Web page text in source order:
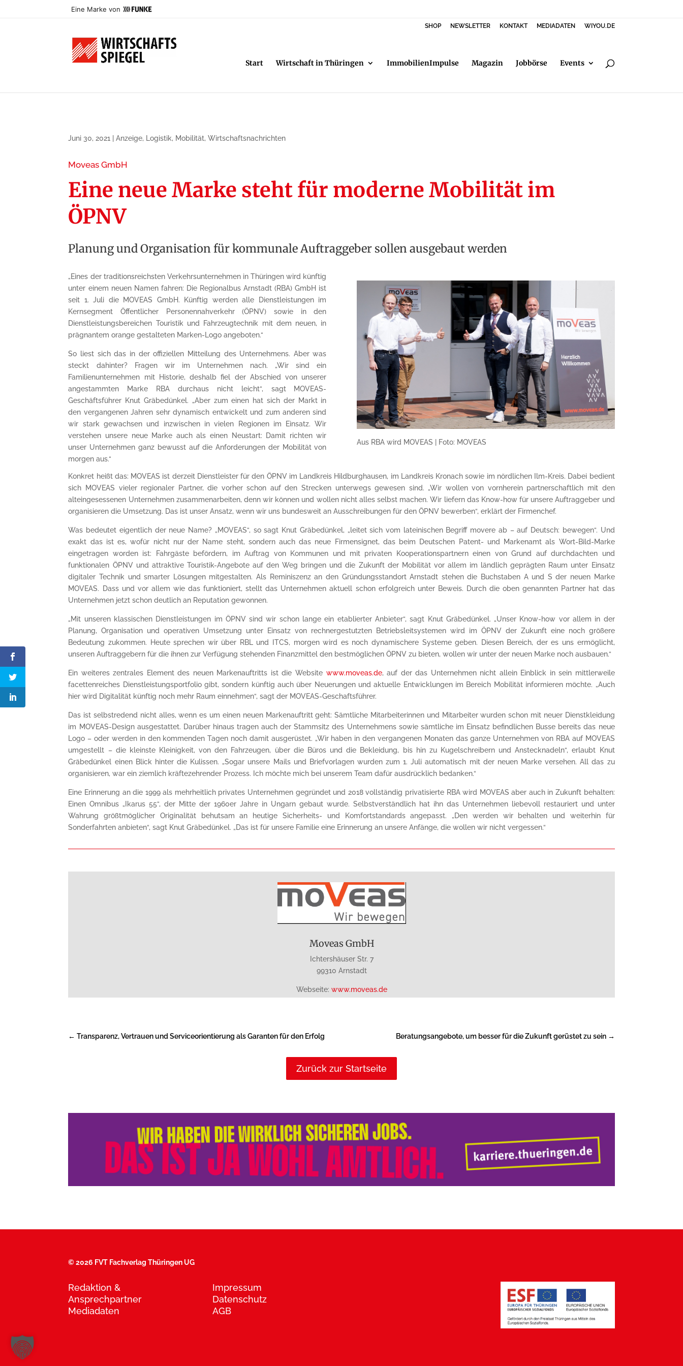
Eine Marke von
SHOP NEWSLETTER KONTAKT MEDIADATEN WIYOU.DE
Start Wirtschaft in Thüringen ImmobilienImpulse Magazin Jobbörse Events
Juni 30, 2021 |Anzeige, Logistik, Mobilität,Wirtschaftsnachrichten
Moveas GmbH
Eine neue Marke steht für moderne Mobilität im
ÖPNV
Planung und Organisation für kommunale Auftraggeber sollen ausgebaut werden
„Eines der traditionsreichsten Verkehrsunternehmen in Thüringen wird künftig
unter einem neuen Namen fahren: Die Regionalbus Arnstadt (RBA) GmbH ist
seit 1. Juli die MOVEAS GmbH. Künftig werden alle Dienstleistungen im
Kernsegment Öffentlicher Personennahverkehr (ÖPNV) sowie in den
Dienstleistungsbereichen Touristik und Fahrzeugtechnik mit dem neuen, in
prägnantem orange gestalteten Marken-Logo angeboten.“
So liest sich das in der offiziellen Mitteilung des Unternehmens. Aber was
steckt dahinter? Fragen wir im Unternehmen nach. „Wir sind ein
Familienunternehmen mit Historie, deshalb fiel der Abschied von unserer
angestammten Marke RBA durchaus nicht leicht“, sagt MOVEAS-
Geschäftsführer Knut Gräbedünkel. „Aber zum einen hat sich der Markt in
den vergangenen Jahren sehr dynamisch entwickelt und zum anderen sind
wir stark gewachsen und inzwischen in vielen Regionen im Einsatz. Wir
verstehen unsere neue Marke auch als einen Neustart: Damit richten wir
unser Unternehmen ganz bewusst auf die Anforderungen der Mobilität von
morgen aus.“
Aus RBA wird MOVEAS | Foto: MOVEAS
Konkret heißt das: MOVEAS ist derzeit Dienstleister für den ÖPNV im Landkreis Hildburghausen, im Landkreis Kronach sowie im nördlichen Ilm-Kreis. Dabei bedient
sich MOVEAS vieler regionaler Partner, die vorher schon auf den Strecken unterwegs gewesen sind. „Wir wollen von vornherein partnerschaftlich mit den
alteingesessenen Unternehmen zusammenarbeiten, denn wir können und wollen nicht alles selbst machen. Wir liefern das Know-how für unsere Auftraggeber und
organisieren die Umsetzung. Das ist unser Ansatz, wenn wir uns bundesweit an Ausschreibungen für den ÖPNV bewerben“, erklärt der Firmenchef.
Was bedeutet eigentlich der neue Name? „MOVEAS“, so sagt Knut Gräbedünkel, „leitet sich vom lateinischen Begriff movere ab – auf Deutsch: bewegen“. Und
exakt das ist es, wofür nicht nur der Name steht, sondern auch das neue Firmensignet, das beim Deutschen Patent- und Markenamt als Wort-Bild-Marke
eingetragen worden ist: Fahrgäste befördern, im Auftrag von Kommunen und mit privaten Kooperationspartnern einen von Grund auf durchdachten und
funktionalen ÖPNV und attraktive Touristik-Angebote auf den Weg bringen und die Zukunft der Mobilität vor allem im ländlich geprägten Raum unter Einsatz
digitaler Technik und smarter Lösungen mitgestalten. Als Reminiszenz an den Gründungsstandort Arnstadt stehen die Buchstaben A und S der neuen Marke
MOVEAS. Dass und vor allem wie das funktioniert, stellt das Unternehmen aktuell schon erfolgreich unter Beweis. Durch die oben genannten Partner hat das
Unternehmen jetzt schon deutlich an Reputation gewonnen.
„Mit unseren klassischen Dienstleistungen im ÖPNV sind wir schon lange ein etablierter Anbieter“, sagt Knut Gräbedünkel. „Unser Know-how vor allem in der
Planung, Organisation und operativen Umsetzung unter Einsatz von rechnergestutzten Betriebsleitsystemen wird im ÖPNV der Zukunft eine noch größere
Bedeutung zukommen. Heute sprechen wir über RBL und ITCS, morgen wird es noch dynamischere Systeme geben. Diesen Bereich, der es uns ermöglicht,
unseren Auftraggebern für die ihnen zur Verfügung stehenden Finanzmittel den bestmöglichen ÖPNV zu bieten, wollen wir unter der neuen Marke noch ausbauen.“
Ein weiteres zentrales Element des neuen Markenauftritts ist die Website www.moveas.de, auf der das Unternehmen nicht allein Einblick in sein mittlerweile
facettenreiches Dienstleistungsportfolio gibt, sondern künftig auch über Neuerungen und aktuelle Entwicklungen im Bereich Mobilität informieren möchte. „Auch
hier wird Digitalität künftig noch mehr Raum einnehmen“, sagt der MOVEAS-Geschaftsführer.
Das ist selbstredend nicht alles, wenn es um einen neuen Markenauftritt geht: Sämtliche Mitarbeiterinnen und Mitarbeiter wurden schon mit neuer Dienstkleidung
im MOVEAS-Design ausgestattet. Darüber hinaus tragen auch der Stammsitz des Unternehmens sowie sämtliche im Einsatz befindlichen Busse bereits das neue
Logo – oder werden in den kommenden Tagen noch damit ausgerüstet. „Wir haben in den vergangenen Monaten das ganze Unternehmen von RBA auf MOVEAS
umgestellt – die kleinste Kleinigkeit, von den Fahrzeugen, über die Büros und die Bekleidung, bis hin zu Kugelschreibern und Anstecknadeln“, erlaubt Knut
Gräbedünkel einen Blick hinter die Kulissen. „Sogar unsere Mails und Briefvorlagen wurden zum 1. Juli automatisch mit der neuen Marke versehen. All das zu
organisieren, war ein ziemlich kräftezehrender Prozess. Ich möchte mich bei unserem Team dafür ausdrücklich bedanken.“
Eine Erinnerung an die 1999 als mehrheitlich privates Unternehmen gegründet und 2018 vollständig privatisierte RBA wird MOVEAS aber auch in Zukunft behalten:
Einen Omnibus „Ikarus 55“, der Mitte der 1960er Jahre in Ungarn gebaut wurde. Selbstverständlich hat ihn das Unternehmen liebevoll restauriert und unter
Wahrung größtmöglicher Originalität behutsam an heutige Sicherheits- und Komfortstandards angepasst. „Den werden wir behalten und weiterhin für
Sonderfahrten anbieten“, sagt Knut Gräbedünkel. „Das ist für unsere Familie eine Erinnerung an unsere Anfänge, die wollen wir nicht vergessen.“
Moveas GmbH
Ichtershäuser Str. 7
99310 Arnstadt
Webseite: www.moveas.de
←Transparenz, Vertrauen und Serviceorientierung als Garanten für den Erfolg Beratungsangebote, um besser für die Zukunft gerüstet zu sein→
Zurück zur Startseite
©2026 FVT Fachverlag Thüringen UG
Redaktion &
Ansprechpartner
Mediadaten
Impressum
Datenschutz
AGB